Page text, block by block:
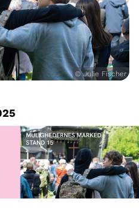
© Julie Fischer